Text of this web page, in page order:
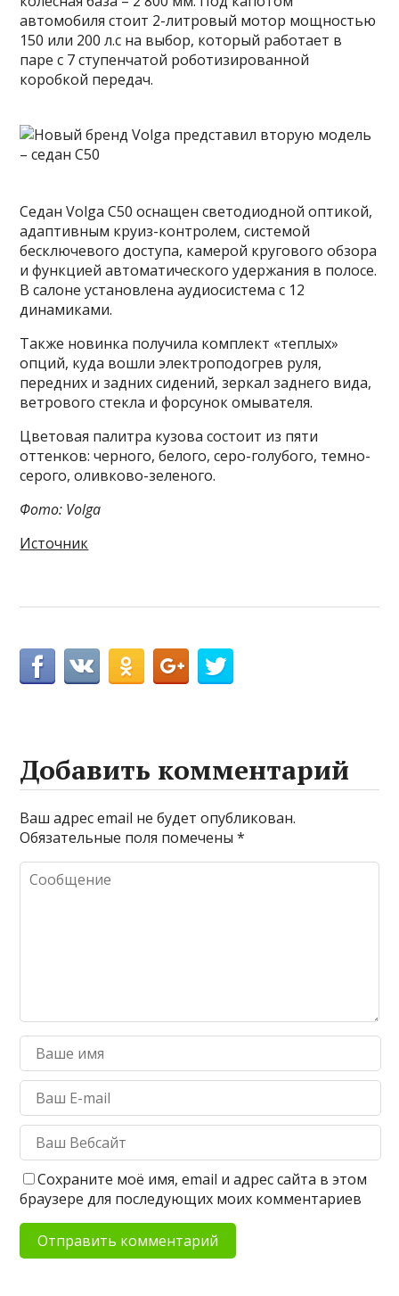
автомобиля стоит 2-литровый мотор мощностью
150 или 200 л.с на выбор, который работает в
паре с 7 ступенчатой роботизированной
коробкой передач.
Седан Volga C50 оснащен светодиодной оптикой,
адаптивным круиз-контролем, системой
бесключевого доступа, камерой кругового обзора
и функцией автоматического удержания в полосе.
В салоне установлена аудиосистема с 12
динамиками.
Также новинка получила комплект «теплых»
опций, куда вошли электроподогрев руля,
передних и задних сидений, зеркал заднего вида,
ветрового стекла и форсунок омывателя.
Цветовая палитра кузова состоит из пяти
оттенков: черного, белого, серо-голубого, темно-
серого, оливково-зеленого.
Фото: Volga
Источник
Добавить комментарий
Ваш адрес email не будет опубликован.
Обязательные поля помечены*
Сохраните моё имя, email и адрес сайта в этом
браузере для последующих моих комментариев